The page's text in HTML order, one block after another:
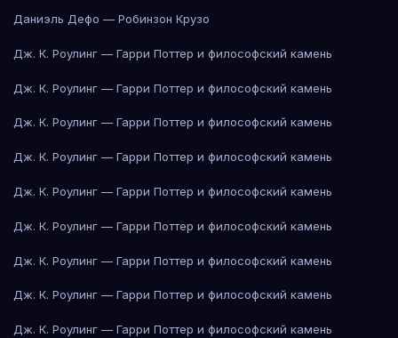
Даниэль Дефо — Робинзон Крузо
Дж. К. Роулинг — Гарри Поттер и философский камень
Дж. К. Роулинг — Гарри Поттер и философский камень
Дж. К. Роулинг — Гарри Поттер и философский камень
Дж. К. Роулинг — Гарри Поттер и философский камень
Дж. К. Роулинг — Гарри Поттер и философский камень
Дж. К. Роулинг — Гарри Поттер и философский камень
Дж. К. Роулинг — Гарри Поттер и философский камень
Дж. К. Роулинг — Гарри Поттер и философский камень
Дж. К. Роулинг — Гарри Поттер и философский камень